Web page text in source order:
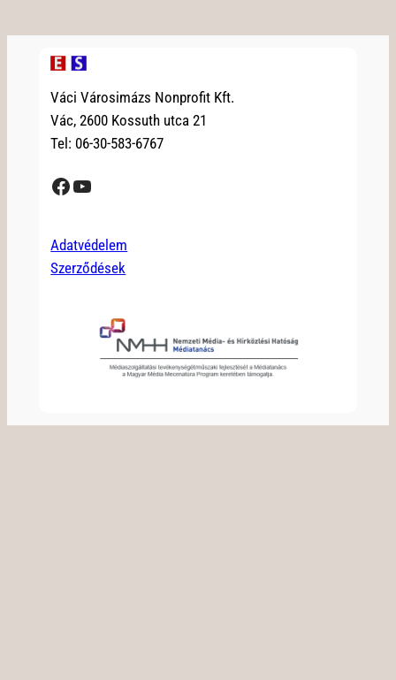
Váci Városimázs Nonprofit Kft.
Vác, 2600 Kossuth utca 21
Tel: 06-30-583-6767
Facebook YouTube
Adatvédelem
Szerződések